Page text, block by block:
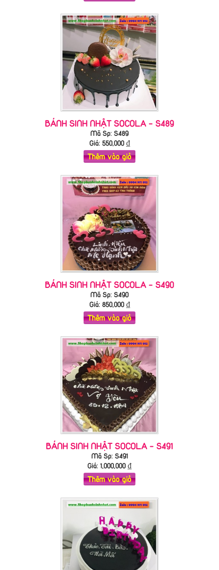
BÁNH SINH NHẬT SOCOLA - S489
Mã Sp: S489
Giá: 550,000₫
Thêm vào giỏ
BÁNH SINH NHẬT SOCOLA - S490
Mã Sp: S490
Giá: 850,000₫
Thêm vào giỏ
BÁNH SINH NHẬT SOCOLA - S491
Mã Sp: S491
Giá: 1,000,000₫
Thêm vào giỏ